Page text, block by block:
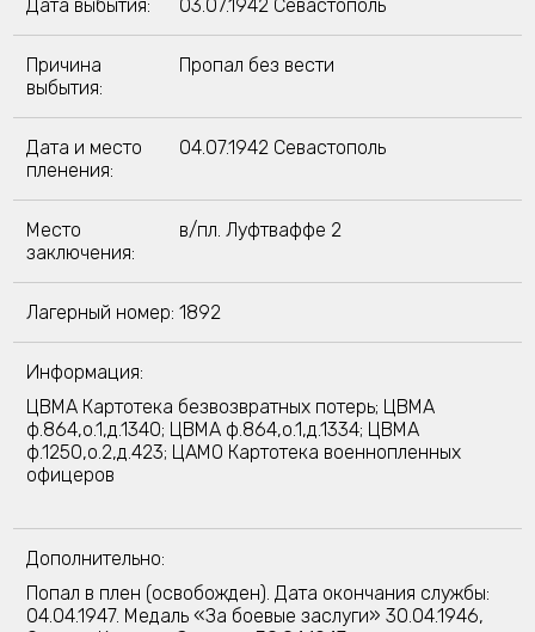
Дата выбытия: 03.07.1942 Севастополь
Причина
выбытия:
Пропал без вести
Дата и место
пленения:
04.07.1942 Севастополь
Место
заключения:
в/пл. Луфтваффе 2
Лагерный номер: 1892
Информация:
ЦВМА Картотека безвозвратных потерь; ЦВМА
ф.864,о.1,д.1340; ЦВМА ф.864,о.1,д.1334; ЦВМА
ф.1250,о.2,д.423; ЦАМО Картотека военнопленных
офицеров
Дополнительно:
Попал в плен (освобожден). Дата окончания службы:
04.04.1947. Медаль «За боевые заслуги» 30.04.1946,